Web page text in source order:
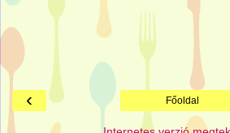
‹ Főoldal